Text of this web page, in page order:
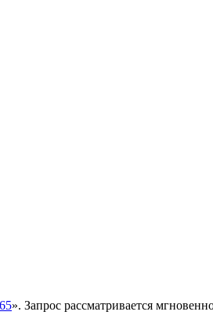
». Запрос рассматривается